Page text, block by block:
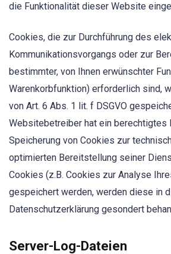
die Funktionalität dieser Website
Cookies, die zur Durchführung des
Kommunikationsvorgangs oder zur
bestimmter, von Ihnen erwünschter
Warenkorbfunktion) erforderlich sind,
von Art. 6 Abs. 1 lit. f DSGVO
Websitebetreiber hat ein berechtigtes
Speicherung von Cookies zur
optimierten Bereitstellung seiner
Cookies (z.B. Cookies zur Analyse
gespeichert werden, werden diese in
Datenschutzerklärung gesondert
Server-Log-Dateien